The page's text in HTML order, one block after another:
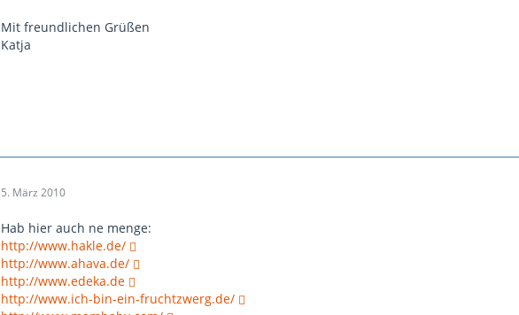
Mit freundlichen Grüßen
Katja
5. März 2010
Hab hier auch ne menge:
http://www.hakle.de/
http://www.ahava.de/
http://www.edeka.de
http://www.ich-bin-ein-fruchtzwerg.de/